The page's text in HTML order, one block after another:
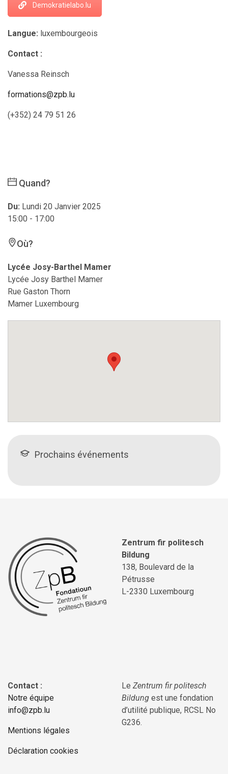
Demokratielabo.lu
Langue: luxembourgeois
Contact :
Vanessa Reinsch
formations@zpb.lu
(+352) 24 79 51 26
Quand?
Du: Lundi 20 Janvier 2025
15:00 - 17:00
Où?
Lycée Josy-Barthel Mamer
Lycée Josy Barthel Mamer
Rue Gaston Thorn
Mamer Luxembourg
Prochains événements
Zentrum fir politesch
Bildung
138, Boulevard de la
Pétrusse
L-2330 Luxembourg
Contact :
Notre équipe
info@zpb.lu
Mentions légales
Déclaration cookies
Le Zentrum fir politesch
Bildung est une fondation
d’utilité publique, RCSL No
G236.